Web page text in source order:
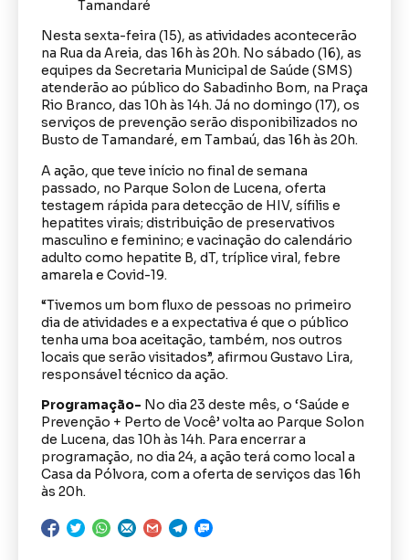
Nesta sexta-feira (15), as atividades acontecerão
na Rua da Areia, das 16h às 20h. No sábado (16), as
equipes da Secretaria Municipal de Saúde (SMS)
atenderão ao público do Sabadinho Bom, na Praça
Rio Branco, das 10h às 14h. Já no domingo (17), os
serviços de prevenção serão disponibilizados no
Busto de Tamandaré, em Tambaú, das 16h às 20h.
A ação, que teve início no final de semana
passado, no Parque Solon de Lucena, oferta
testagem rápida para detecção de HIV, sífilis e
hepatites virais; distribuição de preservativos
masculino e feminino; e vacinação do calendário
adulto como hepatite B, dT, tríplice viral, febre
amarela e Covid-19.
“Tivemos um bom fluxo de pessoas no primeiro
dia de atividades e a expectativa é que o público
tenha uma boa aceitação, também, nos outros
locais que serão visitados”, afirmou Gustavo Lira,
responsável técnico da ação.
Programação- No dia 23 deste mês, o ‘Saúde e
Prevenção + Perto de Você’ volta ao Parque Solon
de Lucena, das 10h às 14h. Para encerrar a
programação, no dia 24, a ação terá como local a
Casa da Pólvora, com a oferta de serviços das 16h
às 20h.